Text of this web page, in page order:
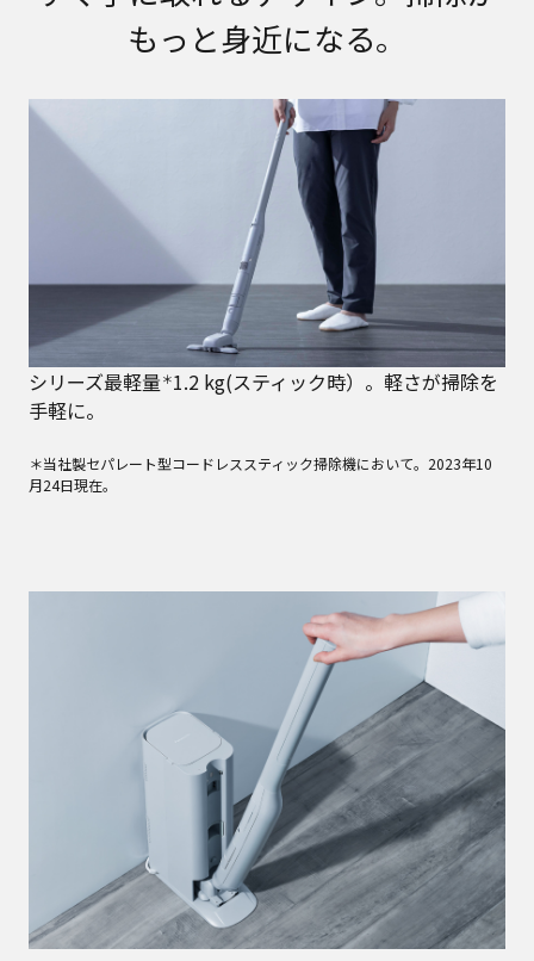
もっと身近になる。
シリーズ最軽量 ＊1.2 kg(スティック時）。軽さが掃除を
手軽に。
＊当社製セパレート型コードレススティック掃除機において。2023年10
月24日現在。